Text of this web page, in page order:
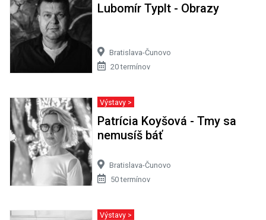
Lubomír Typlt - Obrazy
Bratislava-Čunovo
20 termínov
Výstavy >
Patrícia Koyšová - Tmy sa
nemusíš báť
Bratislava-Čunovo
50 termínov
Výstavy >